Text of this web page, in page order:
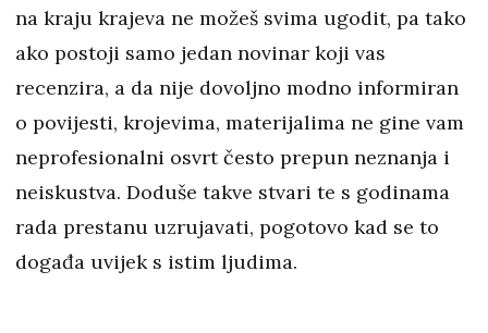
na kraju krajeva ne možeš svima ugodit, pa tako
ako postoji samo jedan novinar koji vas
recenzira, a da nije dovoljno modno informiran
o povijesti, krojevima, materijalima ne gine vam
neprofesionalni osvrt često prepun neznanja i
neiskustva. Doduše takve stvari te s godinama
rada prestanu uzrujavati, pogotovo kad se to
događa uvijek s istim ljudima.